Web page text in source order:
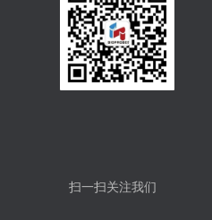
扫一扫关注我们